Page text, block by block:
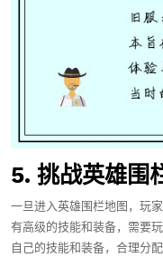
5. 挑战英雄围
一旦进入英雄围栏地图，玩
有高级的技能和装备，需要
自己的技能和装备，合理分